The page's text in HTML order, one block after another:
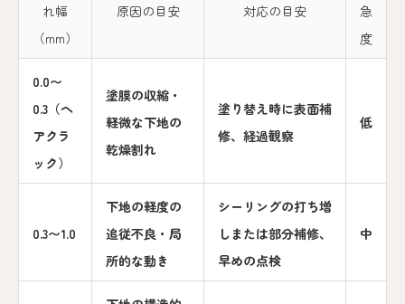
れ幅
（mm）
原因の目安 対応の目安
急
度
0.0〜
0.3（ヘ
アクラ
ック）
塗膜の収縮・
軽微な下地の
乾燥割れ
塗り替え時に表面補
修、経過観察
低
0.3〜1.0
下地の軽度の
追従不良・局
所的な動き
シーリングの打ち増
しまたは部分補修、
早めの点検
中